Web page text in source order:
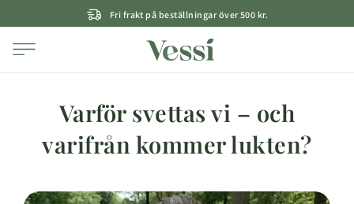
Fri frakt på beställningar över 500 kr.
Varför svettas vi – och
varifrån kommer lukten?